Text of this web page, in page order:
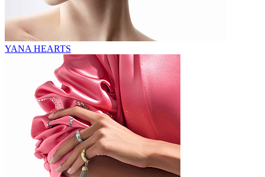
YANA HEARTS